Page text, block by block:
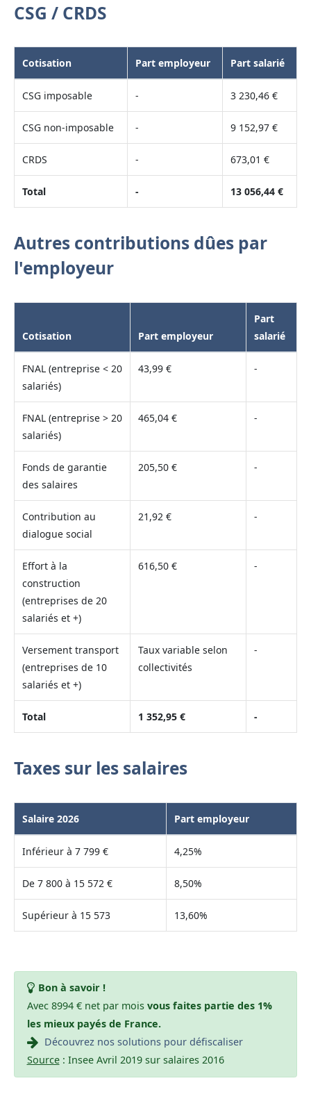
CSG / CRDS
Cotisation Part employeur Part salarié
CSG imposable - 3 230,46 €
CSG non-imposable - 9 152,97 €
CRDS - 673,01 €
Total - 13 056,44 €
Autres contributions dûes par
l'employeur
Cotisation Part employeur
Part
salarié
FNAL (entreprise < 20
salariés)
43,99 € -
FNAL (entreprise > 20
salariés)
465,04 € -
Fonds de garantie
des salaires
205,50 € -
Contribution au
dialogue social
21,92 € -
Effort à la
construction
(entreprises de 20
salariés et +)
616,50 € -
Versement transport
(entreprises de 10
salariés et +)
Taux variable selon
collectivités
-
Total 1 352,95 € -
Taxes sur les salaires
Salaire 2026 Part employeur
Inférieur à 7 799 € 4,25%
De 7 800 à 15 572 € 8,50%
Supérieur à 15 573 13,60%
Bon à savoir !
Avec 8994 € net par mois vous faites partie des 1%
les mieux payés de France.
Découvrez nos solutions pour défiscaliser
Source: Insee Avril 2019 sur salaires 2016